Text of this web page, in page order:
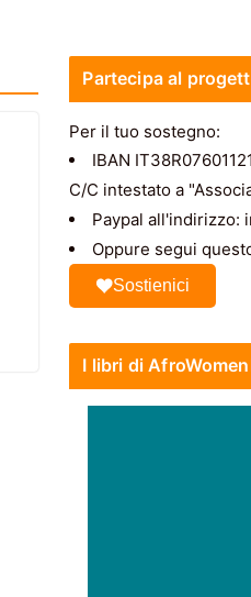
Partecipa al
Per il tuo sostegno:
IBAN
C/C intestato a
Paypal all'indirizzo:
Oppure segui
Sostienici
I libri di